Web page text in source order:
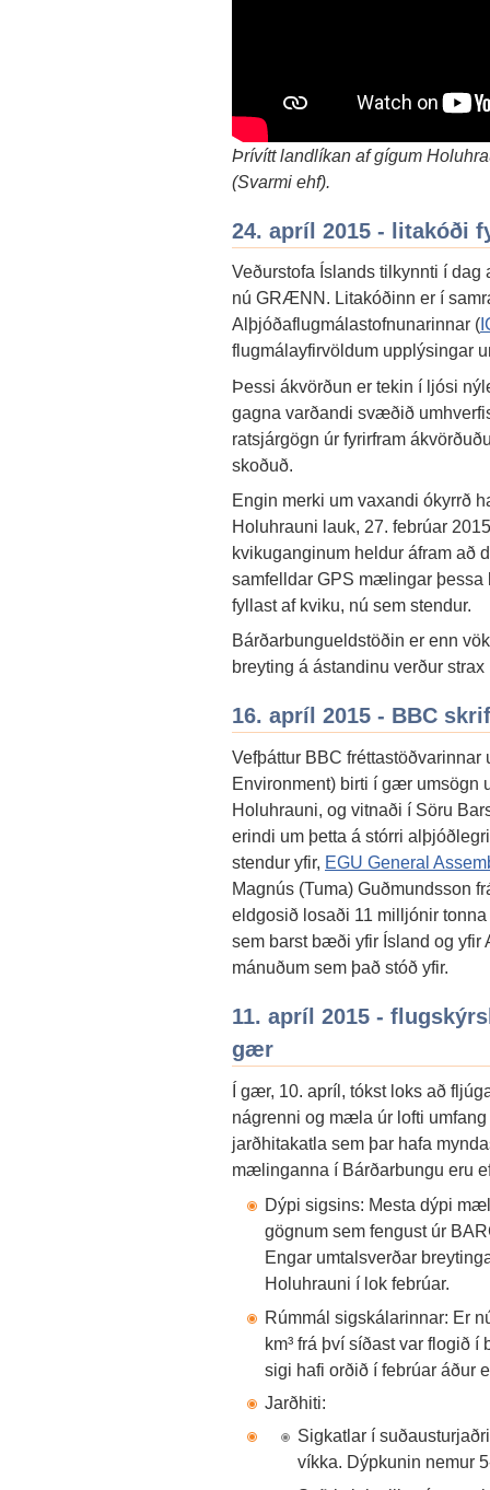
Þrívítt landlíkan af gígum
(Svarmi ehf).
24. apríl 2015 - litakóði
Veðurstofa Íslands tilkynnti í dag
nú GRÆNN. Litakóðinn er í
Alþjóðaflugmálastofnunarinnar (
flugmálayfirvöldum upplýsingar
Þessi ákvörðun er tekin í ljósi
gagna varðandi svæðið
ratsjárgögn úr fyrirfram
skoðuð.
Engin merki um vaxandi ókyrrð
Holuhrauni lauk, 27. febrúar
kvikuganginum heldur áfram að
samfelldar GPS mælingar
fyllast af kviku, nú sem stendur.
Bárðarbungueldstöðin er enn
breyting á ástandinu verður strax
16. apríl 2015 - BBC
Vefþáttur BBC
Environment) birti í gær umsögn
Holuhrauni, og vitnaði í Söru
erindi um þetta á stórri
stendur yfir, EGU General
Magnús (Tuma) Guðmundsson
eldgosið losaði 11 milljónir
sem barst bæði yfir Ísland og yfir
mánuðum sem það stóð yfir.
11. apríl 2015 -
gær
Í gær, 10. apríl, tókst loks að
nágrenni og mæla úr lofti
jarðhitakatla sem þar hafa
mælinganna í Bárðarbungu eru
Dýpi sigsins: Mesta dýpi
gögnum sem fengust úr
Engar umtalsverðar
Holuhrauni í lok febrúar.
Rúmmál sigskálarinnar: Er
km³ frá því síðast var flogið í
sigi hafi orðið í febrúar áður
Jarðhiti:
Sigkatlar í
víkka. Dýpkunin nemur